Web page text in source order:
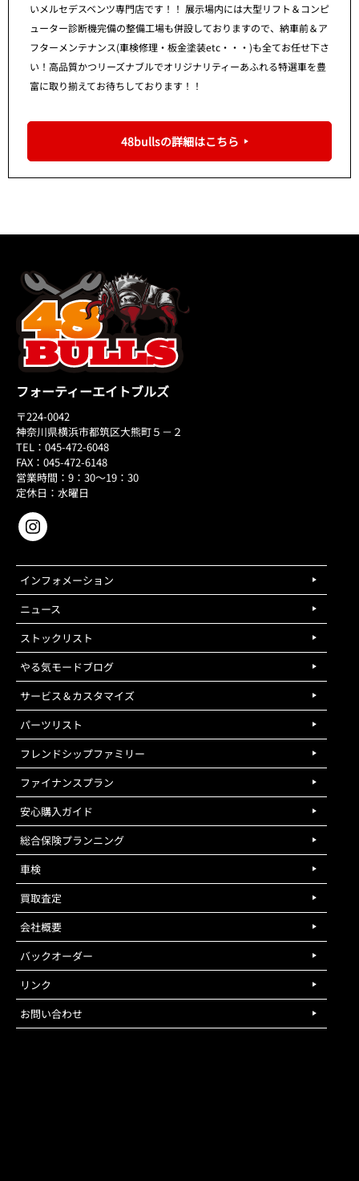
いメルセデスベンツ専門店です！！ 展示場内には大型リフト＆コンピ
ューター診断機完備の整備工場も併設しておりますので、納車前＆ア
フターメンテナンス(車検修理・板金塗装etc・・・)も全てお任せ下さ
い！高品質かつリーズナブルでオリジナリティーあふれる特選車を豊
富に取り揃えてお待ちしております！！
48bullsの詳細はこちら
フォーティーエイトブルズ
〒224-0042
神奈川県横浜市都筑区大熊町５－２
TEL：045-472-6048
FAX：045-472-6148
営業時間：9：30～19：30
定休日：水曜日
インフォメーション
ニュース
ストックリスト
やる気モードブログ
サービス＆カスタマイズ
パーツリスト
フレンドシップファミリー
ファイナンスプラン
安心購入ガイド
総合保険プランニング
車検
買取査定
会社概要
バックオーダー
リンク
お問い合わせ